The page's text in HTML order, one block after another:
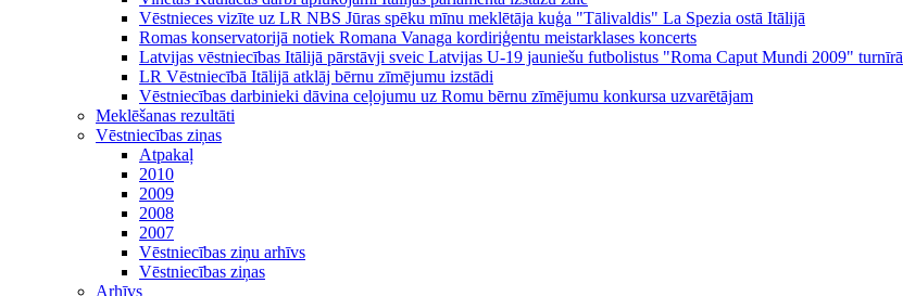
Vēstnieces vizīte uz LR NBS Jūras spēku mīnu meklētāja kuģa "Tālivaldis" La Spezia ostā Itālijā
Romas konservatorijā notiek Romana Vanaga kordiriģentu meistarklases koncerts
Latvijas vēstniecības Itālijā pārstāvji sveic Latvijas U-19 jauniešu futbolistus "Roma Caput Mundi 2009" turnīrā
LR Vēstniecībā Itālijā atklāj bērnu zīmējumu izstādi
Vēstniecības darbinieki dāvina ceļojumu uz Romu bērnu zīmējumu konkursa uzvarētājam
Meklēšanas rezultāti
Vēstniecības ziņas
Atpakaļ
2010
2009
2008
2007
Vēstniecības ziņu arhīvs
Vēstniecības ziņas
Arhīvs